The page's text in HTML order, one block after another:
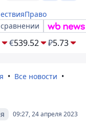
Право
€539.52 ₽5.73
Все новости
09:27, 24 апреля 2023